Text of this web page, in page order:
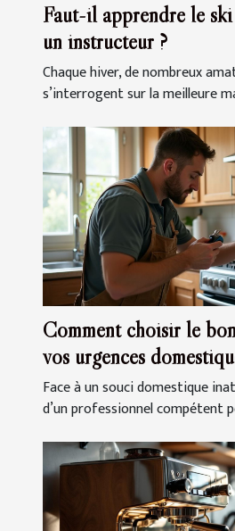
Faut-il apprendre le
un instructeur ?
Chaque hiver, de nombreux
s’interrogent sur la meilleure
Comment choisir le
vos urgences
Face à un souci domestique
d’un professionnel compétent